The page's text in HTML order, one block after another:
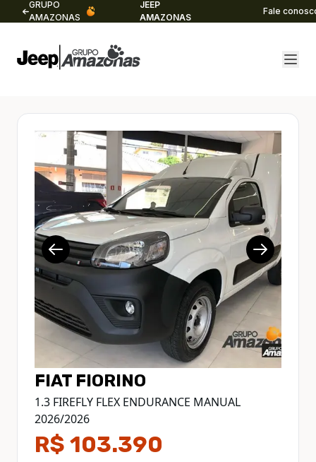
GRUPO
AMAZONAS
JEEP
AMAZONAS
Fale
1/21
FIAT FIORINO
1.3 FIREFLY FLEX ENDURANCE MANUAL
2026/2026
R$ 103.390